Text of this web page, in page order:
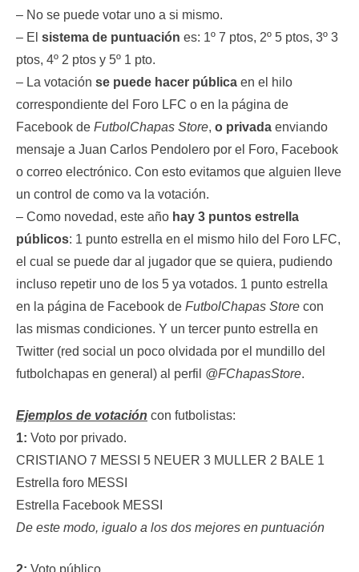
– No se puede votar uno a si mismo.
– El sistema de puntuación es: 1º 7 ptos, 2º 5 ptos, 3º 3
ptos, 4º 2 ptos y 5º 1 pto.
– La votación se puede hacer pública en el hilo
correspondiente del Foro LFC o en la página de
Facebook de FutbolChapas Store, o privada enviando
mensaje a Juan Carlos Pendolero por el Foro, Facebook
o correo electrónico. Con esto evitamos que alguien lleve
un control de como va la votación.
– Como novedad, este año hay 3 puntos estrella
públicos: 1 punto estrella en el mismo hilo del Foro LFC,
el cual se puede dar al jugador que se quiera, pudiendo
incluso repetir uno de los 5 ya votados. 1 punto estrella
en la página de Facebook de FutbolChapas Store con
las mismas condiciones. Y un tercer punto estrella en
Twitter (red social un poco olvidada por el mundillo del
futbolchapas en general) al perfil @FChapasStore.
Ejemplos de votación con futbolistas:
1: Voto por privado.
CRISTIANO 7 MESSI 5 NEUER 3 MULLER 2 BALE 1
Estrella foro MESSI
Estrella Facebook MESSI
De este modo, igualo a los dos mejores en puntuación
2: Voto público